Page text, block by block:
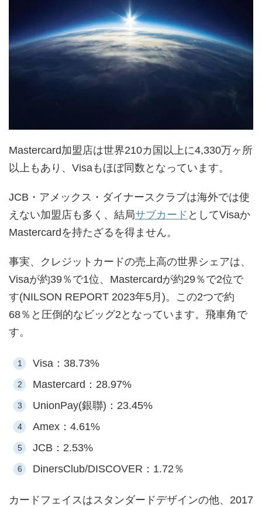
Mastercard加盟店は世界210カ国以上に4,330万ヶ所
以上もあり、Visaもほぼ同数となっています。
JCB・アメックス・ダイナースクラブは海外では使
えない加盟店も多く、結局サブカード としてVisaか
Mastercardを持たざるを得ません。
事実、クレジットカードの売上高の世界シェアは、
Visaが約39％で1位、Mastercardが約29％で2位で
す(NILSON REPORT 2023年5月)。この2つで約
68％と圧倒的なビッグ2となっています。飛車角で
す。
Visa：38.73%
Mastercard：28.97%
UnionPay(銀聯)：23.45%
Amex：4.61%
JCB：2.53%
DinersClub/DISCOVER：1.72％
カードフェイスはスタンダードデザインの他、2017